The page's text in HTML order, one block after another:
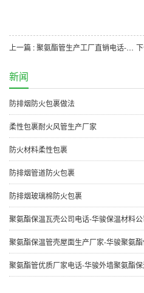
上一篇 : 聚氨酯管生产工厂直销电话-华骏聚氨酯瓦壳厂家
新闻
防排烟防火包裹做法
柔性包裹耐火风管生产厂家
防火材料柔性包裹
防排烟管道防火包裹
防排烟玻璃棉防火包裹
聚氨酯保温瓦壳公司电话-华骏保温材料公
聚氨酯保温管壳屋面生产厂家-华骏聚氨
聚氨酯管优质厂家电话-华骏外墙聚氨酯